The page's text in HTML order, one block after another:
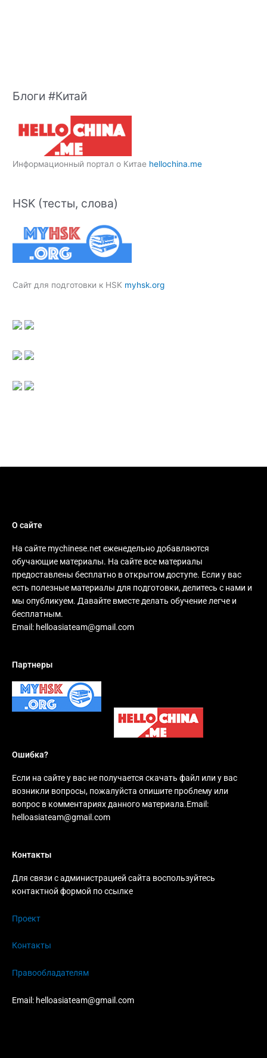
Блоги #Китай
Информационный портал о Китае hellochina.me
HSK (тесты, слова)
Сайт для подготовки к HSK myhsk.org
О сайте
На сайте mychinese.net еженедельно добавляются
обучающие материалы. На сайте все материалы
предоставлены бесплатно в открытом доступе. Если у вас
есть полезные материалы для подготовки, делитесь с нами и
мы опубликуем. Давайте вместе делать обучение легче и
бесплатным.
Email: helloasiateam@gmail.com
Партнеры
Ошибка?
Если на сайте у вас не получается скачать файл или у вас
возникли вопросы, пожалуйста опишите проблему или
вопрос в комментариях данного материала.Email:
helloasiateam@gmail.com
Контакты
Для связи с администрацией сайта воспользуйтесь
контактной формой по ссылке
Проект
Контакты
Правообладателям
Email: helloasiateam@gmail.com